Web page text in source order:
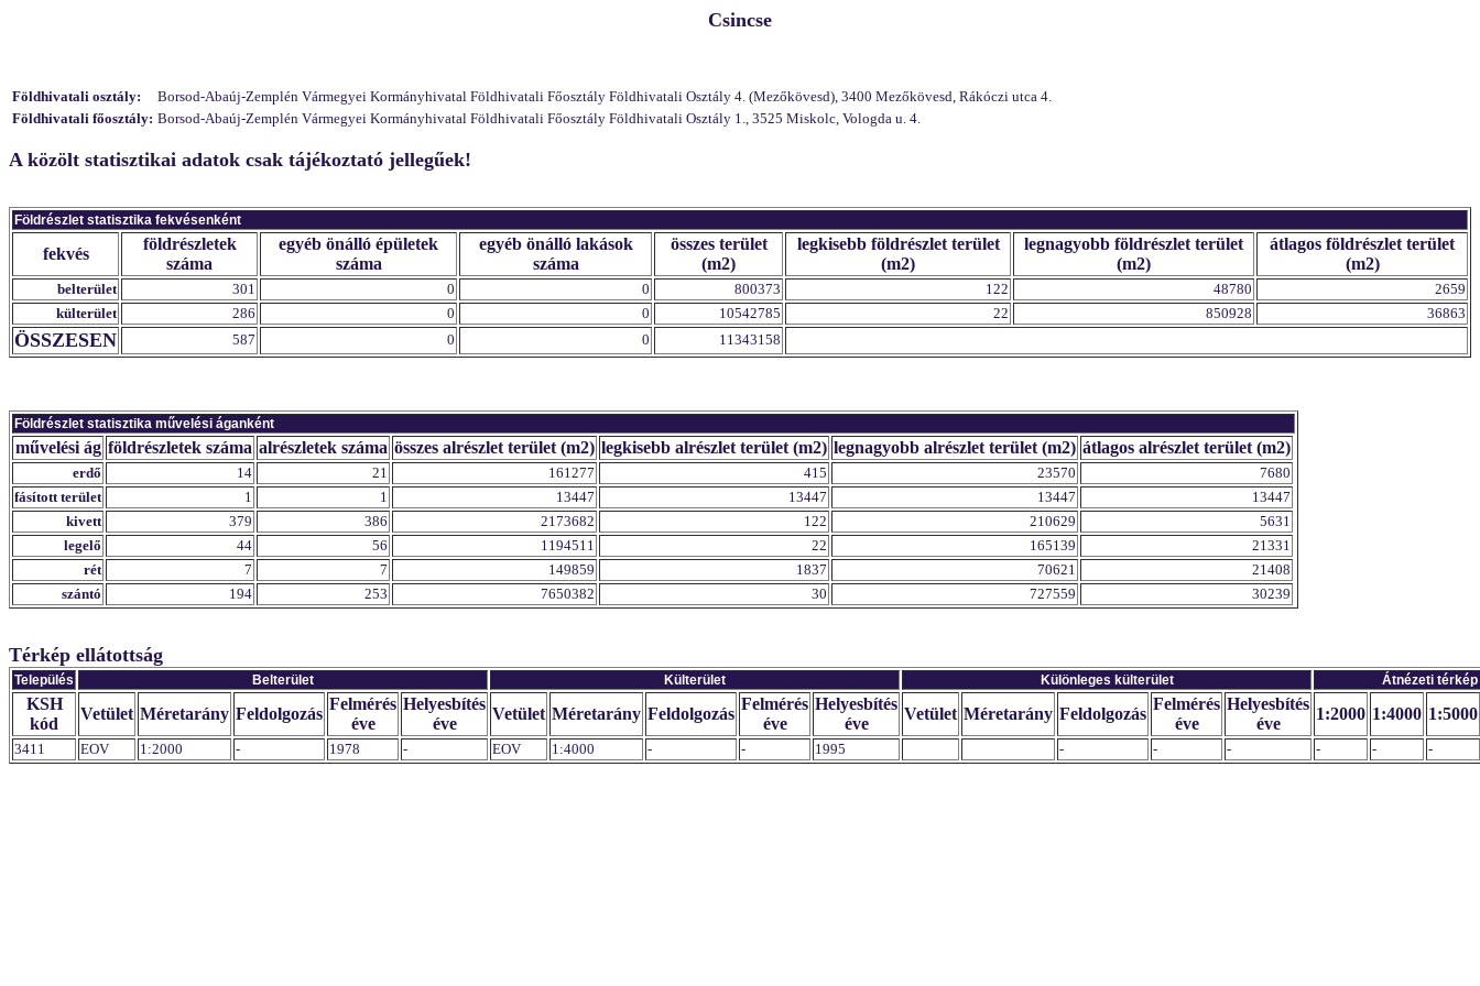
Csincse
Földhivatali osztály:
Borsod-Abaúj-Zemplén Vármegyei Kormányhivatal Földhivatali Főosztály Földhivatali Osztály 4. (Mezőkövesd), 3400 Mezőkövesd, Rákóczi utca 4.
Földhivatali főosztály: Borsod-Abaúj-Zemplén Vármegyei Kormányhivatal Földhivatali Főosztály Földhivatali Osztály 1., 3525 Miskolc, Vologda u. 4.
A közölt statisztikai adatok csak tájékoztató jellegűek!
Földrészlet statisztika fekvésenként
fekvés
földrészletek
száma
egyéb önálló épületek
száma
egyéb önálló lakások
száma
összes terület
(m2)
legkisebb földrészlet terület
(m2)
legnagyobb földrészlet terület
(m2)
átlagos földrészlet terület
(m2)
belterület 301 0 0 800373 122 48780
2659
külterület
286 0 0 10542785 22 850928 36863
ÖSSZESEN 587 0 0 11343158
Földrészlet statisztika művelési áganként
művelési ág földrészletek száma alrészletek száma összes alrészlet terület (m2) legkisebb alrészlet terület (m2) legnagyobb alrészlet terület (m2) átlagos alrészlet terület (m2)
erdő 14 21 161277 415 23570
7680
fásított terület
1 1 13447 13447 13447
13447
kivett
379 386 2173682 122 210629
5631
legelő
44 56 1194511 22 165139
21331
rét
7 7 149859 1837 70621
21408
szántó
194 253 7650382 30 727559 30239
Térkép ellátottság
Település Belterület Külterület Különleges külterület Átnézeti térkép
KSH
kód
Vetület Méretarány Feldolgozás
Felmérés
éve
Helyesbítés
éve
Vetület Méretarány Feldolgozás
Felmérés
éve
Helyesbítés
éve
Vetület Méretarány Feldolgozás
Felmérés
éve
Helyesbítés
éve
1:2000 1:4000 1:5000
3411 EOV 1:2000 - 1978 - EOV 1:4000 - - 1995 - - - - - -